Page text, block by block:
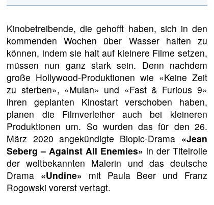
Kinobetreibende, die gehofft haben, sich in den
kommenden Wochen über Wasser halten zu
können, indem sie halt auf kleinere Filme setzen,
müssen nun ganz stark sein. Denn nachdem
große Hollywood-Produktionen wie «Keine Zeit
zu sterben», «Mulan» und «Fast & Furious 9»
ihren geplanten Kinostart verschoben haben,
planen die Filmverleiher auch bei kleineren
Produktionen um. So wurden das für den 26.
März 2020 angekündigte Biopic-Drama «Jean
Seberg – Against All Enemies» in der Titelrolle
der weltbekannten Malerin und das deutsche
Drama «Undine» mit Paula Beer und Franz
Rogowski vorerst vertagt.